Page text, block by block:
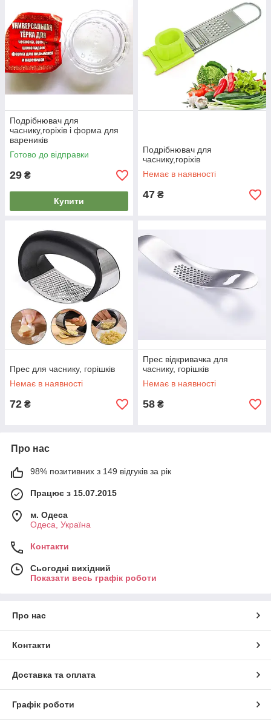
Подрібнювач для
часнику,горіхів і форма для
вареників
Готово до відправки
29 ₴
Купити
Подрібнювач для
часнику,горіхів
Немає в наявності
47 ₴
Прес для часнику, горішків
Немає в наявності
72 ₴
Прес відкривачка для
часнику, горішків
Немає в наявності
58 ₴
Про нас
98% позитивних з 149 відгуків за рік
Працює з 15.07.2015
м. Одеса
Одеса, Україна
Контакти
Сьогодні вихідний
Показати весь графік роботи
Про нас
Контакти
Доставка та оплата
Графік роботи